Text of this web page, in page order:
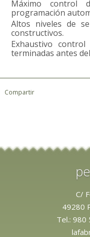
Máximo control
programación
Altos niveles de
constructivos.
Exhaustivo
terminadas antes
Compartir
C/
49280
Tel.: 980